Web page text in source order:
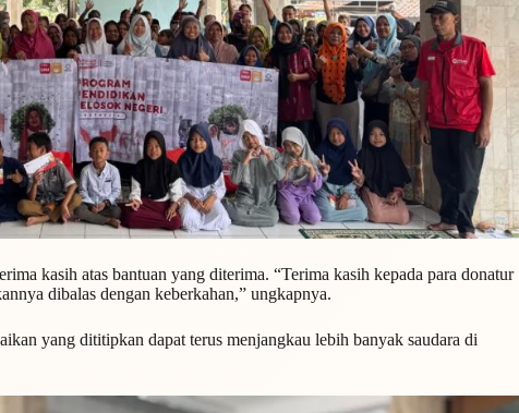
kasih atas bantuan yang diterima. “Terima kasih kepada para donatur
dibalas dengan keberkahan,” ungkapnya.
yang dititipkan dapat terus menjangkau lebih banyak saudara di